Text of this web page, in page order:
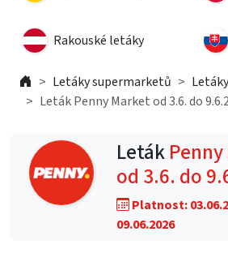
Rakouské letáky
Letáky supermarketů
Leták Penny Market od 3.6. do
Leták
od 3.6. do
Platnost:
09.06.2026